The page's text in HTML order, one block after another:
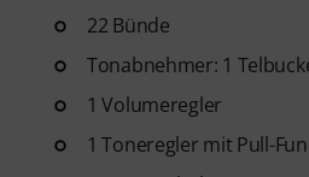
22 Bünde
Tonabnehmer: 1
1 Volumeregler
1 Toneregler mit Pull-